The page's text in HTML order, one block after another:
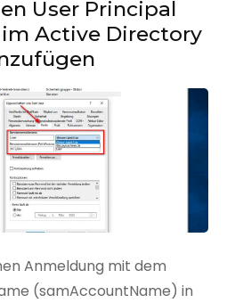
User Principal
im Active Directory
Anmeldung mit dem
(samAccountName) in